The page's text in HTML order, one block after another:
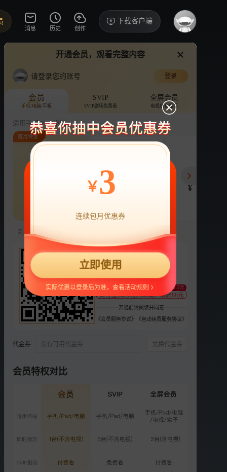
消息 历史 创作
下载客户端
第一第一第一
个小时
来啦！！
剪了一遍…
讨论·58
姐姐妹妹抓娃娃
综艺 娱乐
评论 64.6万分享
免前贴片广告，解锁会员权益
广告特权
立即开通
选集
正片
2025-08-25
VIP
抓娃碎片：抓手团红包大作
战
1210.0万次播放
2025-09-01
抓娃碎片：抓手团出发vlog
2025-11-18
游戏集锦篇：爆笑游戏大放
2776.3万次播放
2025-11-25
旅行Vlog篇：感受浪漫土
2797.2万次播放
开通会员，观看完整内容
请登录您的账号 登录
会员
手机/电脑/平板
SVIP
SVIP剧场免费看
全屏会员
电视端也能用
适用手机/Pad/电脑
首月特惠
¥ ¥
到期前自动续费22元/月，可随时取消。
22
支持 扫码支付
支付宝扫码随机立减，最高88元
至少减0.5元
开通前请阅读并同意
《会员服务协议》 《自动续费服务协议》
代金券 没有可用代金券 兑换代金券
会员特权对比
￥3
连续包月优惠券
立即使用
实际优惠以登录后为准，查看活动规则